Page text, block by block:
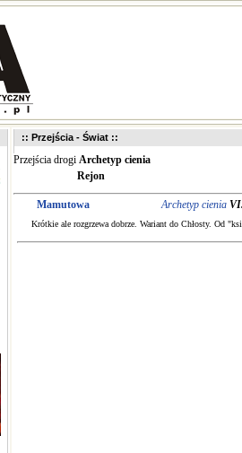
:: Przejścia - Świat ::
Przejścia drogi Archetyp cienia
Rejon
Mamutowa Archetyp cienia
Krótkie ale rozgrzewa dobrze. Wariant do Chłosty. Od